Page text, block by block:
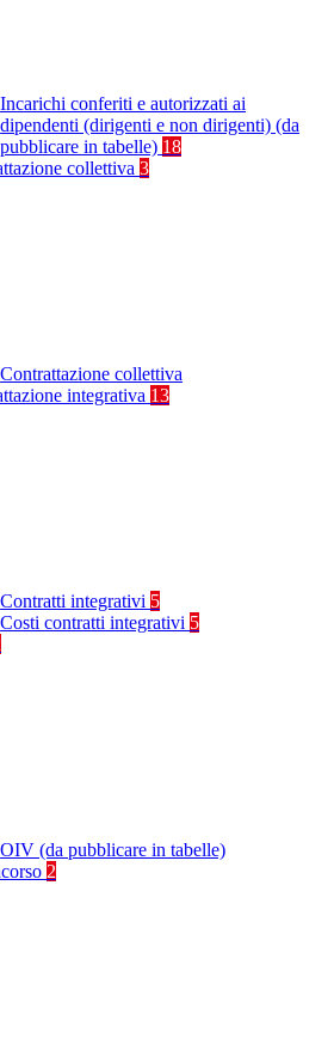
Incarichi conferiti e autorizzati ai
dipendenti (dirigenti e non dirigenti) (da
pubblicare in tabelle) 18
collettiva 3
Contrattazione collettiva
integrativa 13
Contratti integrativi 5
Costi contratti integrativi 5
OIV (da pubblicare in tabelle)
2